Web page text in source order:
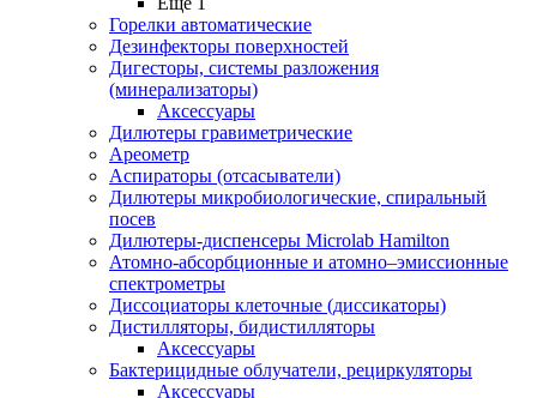
Горелки автоматические
Дезинфекторы поверхностей
Дигесторы, системы разложения
(минерализаторы)
Аксессуары
Дилютеры гравиметрические
Ареометр
Аспираторы (отсасыватели)
Дилютеры микробиологические, спиральный
посев
Дилютеры-диспенсеры Microlab Hamilton
Атомно-абсорбционные и атомно–эмиссионные
спектрометры
Диссоциаторы клеточные (диссикаторы)
Дистилляторы, бидистилляторы
Аксессуары
Бактерицидные облучатели, рециркуляторы
Аксессуары